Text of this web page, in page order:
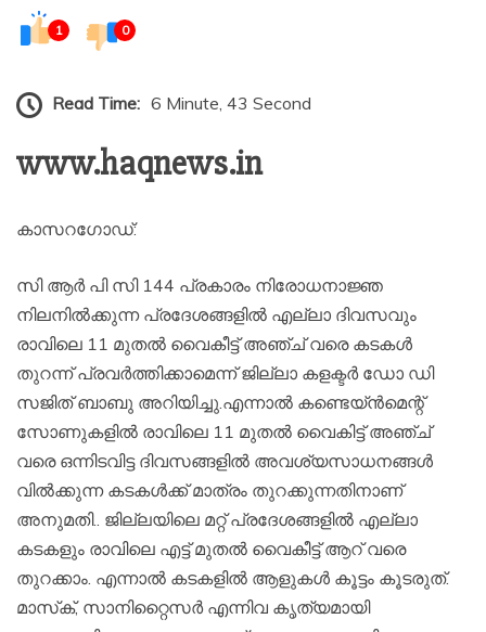
1 0
Read Time: 6 Minute, 43 Second
www.haqnews.in
കാസറഗോഡ്:
സി ആര്‍ പി സി 144 പ്രകാരം നിരോധനാജ്ഞ
നിലനില്‍ക്കുന്ന പ്രദേശങ്ങളില്‍ എല്ലാ ദിവസവും
രാവിലെ 11 മുതല്‍ വൈകീട്ട് അഞ്ച് വരെ കടകള്‍
തുറന്ന് പ്രവര്‍ത്തിക്കാമെന്ന് ജില്ലാ കളക്ടര്‍ ഡോ ഡി
സജിത് ബാബു അറിയിച്ചു.എന്നാല്‍ കണ്ടെയ്ന്‍മെന്റ്
സോണുകളില്‍ രാവിലെ 11 മുതല്‍ വൈകിട്ട് അഞ്ച്
വരെ ഒന്നിടവിട്ട ദിവസങ്ങളില്‍ അവശ്യസാധനങ്ങള്‍
വില്‍ക്കുന്ന കടകള്‍ക്ക് മാത്രം തുറക്കുന്നതിനാണ്
അനുമതി.. ജില്ലയിലെ മറ്റ് പ്രദേശങ്ങളില്‍ എല്ലാ
കടകളും രാവിലെ എട്ട് മുതല്‍ വൈകീട്ട് ആറ് വരെ
തുറക്കാം. എന്നാല്‍ കടകളില്‍ ആളുകള്‍ കൂട്ടം കൂടരുത്.
മാസ്‌ക്, സാനിറ്റൈസര്‍ എന്നിവ കൃത്യമായി